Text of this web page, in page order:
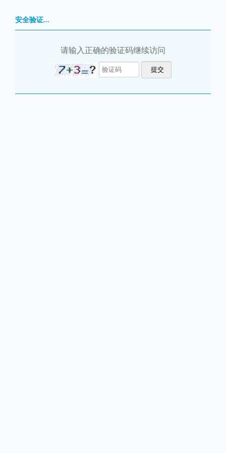
安全验证...
请输入正确的验证码继续访问